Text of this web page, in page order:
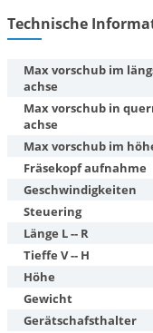
Technische
Max vorschub im
achse
Max vorschub in
achse
Max vorschub im
Fräsekopf aufnahme
Geschwindigkeiten
Steuering
Länge L -- R
Tieffe V -- H
Höhe
Gewicht
Gerätschafsthalter